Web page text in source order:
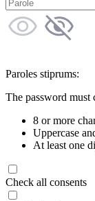
Paroles stiprums:
The password must
8 or more
Uppercase
At least one
Check all consents